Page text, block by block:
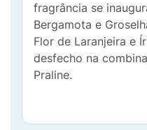
fragrância se
Bergamota e
Flor de Laranjeira e
desfecho na
Praline.